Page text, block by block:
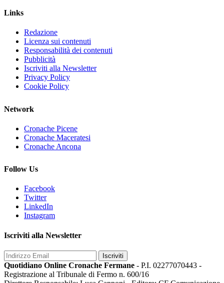
Links
Redazione
Licenza sui contenuti
Responsabilità dei contenuti
Pubblicità
Iscriviti alla Newsletter
Privacy Policy
Cookie Policy
Network
Cronache Picene
Cronache Maceratesi
Cronache Ancona
Follow Us
Facebook
Twitter
LinkedIn
Instagram
Iscriviti alla Newsletter
Iscriviti
Quotidiano Online Cronache Fermane - P.I. 02277070443 -
Registrazione al Tribunale di Fermo n. 600/16